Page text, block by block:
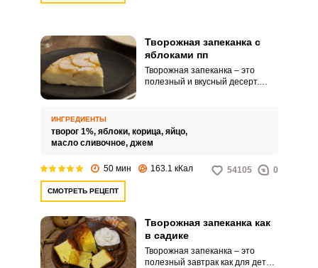
Творожная запеканка с
яблоками пп
Творожная запеканка – это
полезный и вкусный десерт.
ИНГРЕДИЕНТЫ
творог 1%, яблоки, корица, яйцо,
масло сливочное, джем
50 мин 163.1 кКал 54105 0
СМОТРЕТЬ РЕЦЕПТ
Творожная запеканка как
в садике
Творожная запеканка – это
полезный завтрак как для детей,